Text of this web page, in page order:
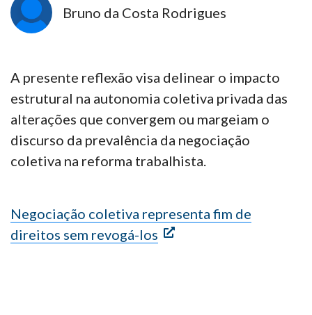
Bruno da Costa Rodrigues
A presente reflexão visa delinear o impacto
estrutural na autonomia coletiva privada das
alterações que convergem ou margeiam o
discurso da prevalência da negociação
coletiva na reforma trabalhista.
Negociação coletiva representa fim de
direitos sem revogá-los